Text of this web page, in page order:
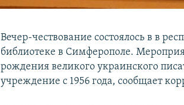
Вечер-чествование состоялось в в
библиотеке в Симферополе.
рождения великого украинского
учреждение с 1956 года, сообщает